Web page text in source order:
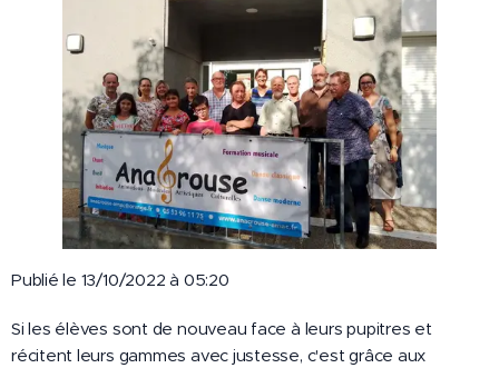
Publié le 13/10/2022 à 05:20
Si les élèves sont de nouveau face à leurs pupitres et
récitent leurs gammes avec justesse, c'est grâce aux